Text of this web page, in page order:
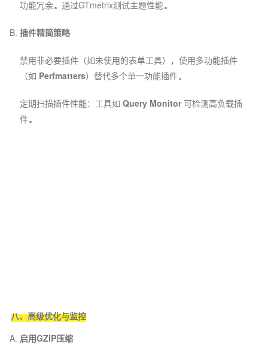
功能冗余。通过GTmetrix测试主题性能。
插件精简策略
禁用非必要插件（如未使用的表单工具），使用多功能插件
（如 Perfmatters）替代多个单一功能插件。
定期扫描插件性能：工具如 Query Monitor可检测高负载插
件。
八、高级优化与监控
启用GZIP压缩